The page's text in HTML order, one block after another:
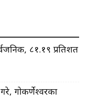
८१.१९ प्रतिशत
गोकर्णेश्वरका